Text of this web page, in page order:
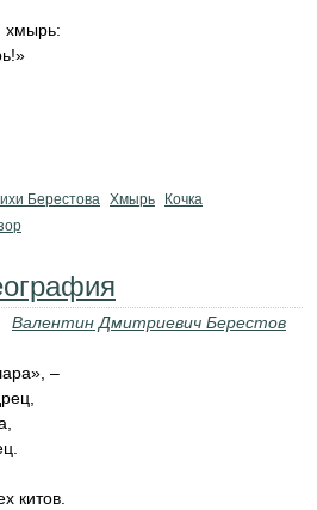
хмырь:
Берестова Хмырь
Кочка
Валентин Дмитриевич Берестов
–
китов.